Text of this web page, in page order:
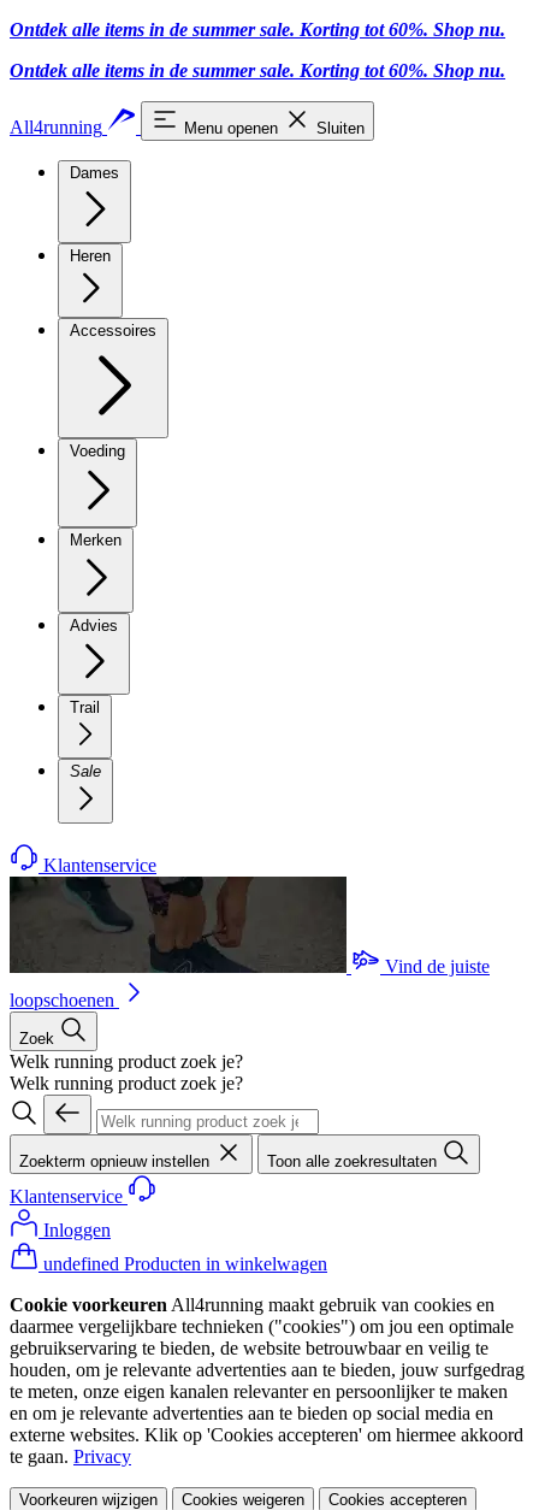
Ontdek alle items in de summer sale. Korting tot 60%. Shop nu.
Ontdek alle items in de summer sale. Korting tot 60%. Shop nu.
All4running Menu openen Sluiten
Dames
Heren
Accessoires
Voeding
Merken
Advies
Trail
Sale
Klantenservice
Vind de juiste
loopschoenen
Zoek
Welk running product zoek je?
Welk running product zoek je?
Zoekterm opnieuw instellen Toon alle zoekresultaten
Klantenservice
Inloggen
undefined Producten in winkelwagen
Cookie voorkeuren All4running maakt gebruik van cookies en
daarmee vergelijkbare technieken ("cookies") om jou een optimale
gebruikservaring te bieden, de website betrouwbaar en veilig te
houden, om je relevante advertenties aan te bieden, jouw surfgedrag
te meten, onze eigen kanalen relevanter en persoonlijker te maken
en om je relevante advertenties aan te bieden op social media en
externe websites. Klik op 'Cookies accepteren' om hiermee akkoord
te gaan. Privacy
Voorkeuren wijzigen Cookies weigeren Cookies accepteren